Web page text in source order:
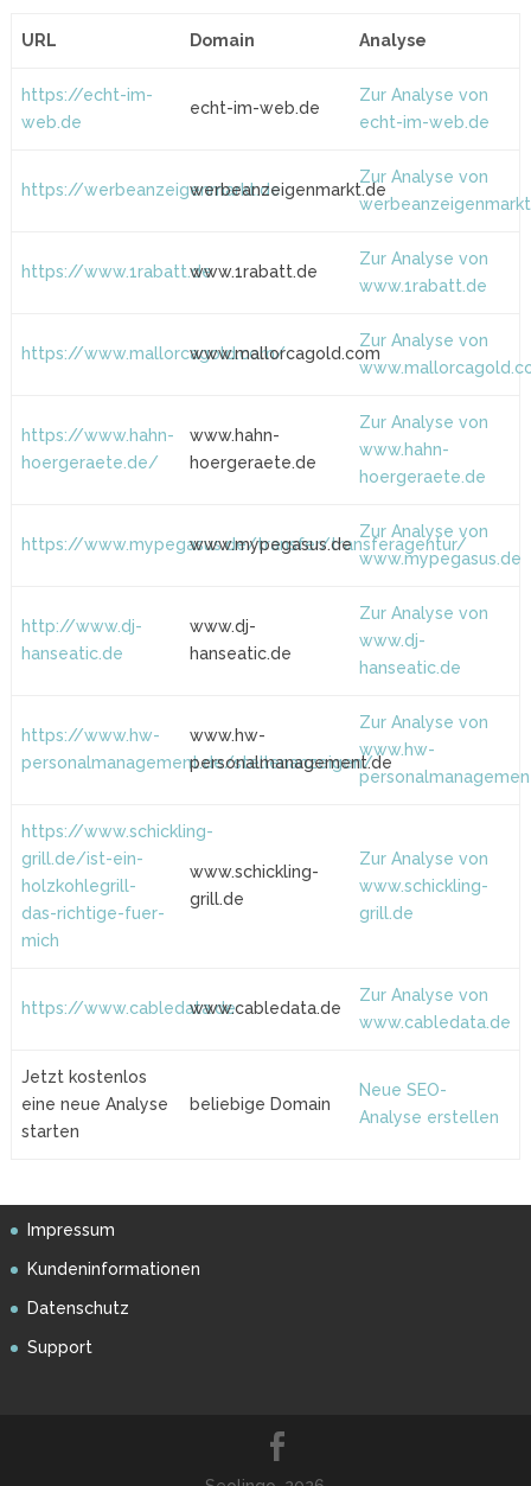
URL Domain Analyse
https://echt-im-
web.de
echt-im-web.de
Zur Analyse von
echt-im-web.de
https://werbeanzeigenmarkt.dewerbeanzeigenmarkt.de
Zur Analyse von
https://www.1rabatt.dewww.1rabatt.de
Zur Analyse von
www.1rabatt.de
https://www.mallorcagold.com/www.mallorcagold.com
Zur Analyse von
https://www.hahn-
hoergeraete.de/
www.hahn-
hoergeraete.de
Zur Analyse von
www.hahn-
hoergeraete.de
https://www.mypegasus.de/transfer/transferagentur/
www.mypegasus.de
Zur Analyse von
www.mypegasus.de
http://www.dj-
hanseatic.de
www.dj-
hanseatic.de
Zur Analyse von
www.dj-
hanseatic.de
https://www.hw-
personalmanagement.de/stellenanzeigen/
www.hw-
personalmanagement.de
Zur Analyse von
www.hw-
https://www.schickling-
grill.de/ist-ein-
holzkohlegrill-
das-richtige-fuer-
mich
www.schickling-
grill.de
Zur Analyse von
www.schickling-
grill.de
https://www.cabledata.dewww.cabledata.de
Zur Analyse von
www.cabledata.de
Jetzt kostenlos
eine neue Analyse
starten
beliebige Domain
Neue SEO-
Analyse erstellen
Impressum
Kundeninformationen
Datenschutz
Support